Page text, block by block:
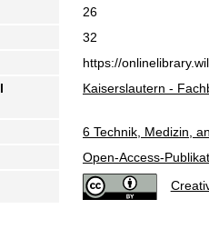
26
32
https://
Kaiserslautern -
6 Technik, Medizin,
Open-Access-